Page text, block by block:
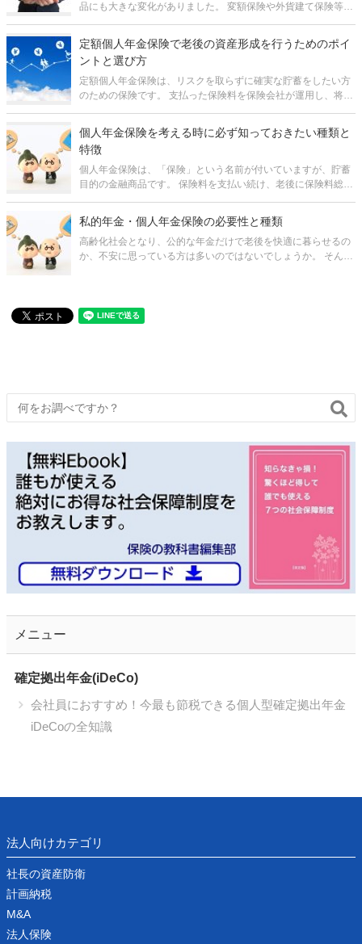
品にも大きな変化がありました。 変額保険や外貨建て保険等、
る「投資型」の保険が増えてきたのです。 しかし、そんな投資
型の保険に興味が
定額個人年金保険で老後の資産形成を行うためのポイ
ントと選び方
定額個人年金保険は、リスクを取らずに確実な貯蓄をしたい方
のための保険です。 支払った保険料を保険会社が運用し、将来
す。 現在の日本社会では、少子化と超高齢化が凄まじいスピー
ドで進んでいます。
個人年金保険を考える時に必ず知っておきたい種類と
特徴
個人年金保険は、「保険」という名前が付いていますが、貯蓄
目的の金融商品です。 保険料を支払い続け、老後に保険料総額
得控除の対象となっているので、老後の生活資金を積み立てる
手段として人気があります
私的年金・個人年金保険の必要性と種類
高齢化社会となり、公的な年金だけで老後を快適に暮らせるの
か、不安に思っている方は多いのではないでしょうか。 そんな
メニュー
確定拠出年金(iDeCo)
会社員におすすめ！今最も節税できる個人型確定拠出年金
iDeCoの全知識
法人向けカテゴリ
社長の資産防衛
計画納税
M&A
法人保険